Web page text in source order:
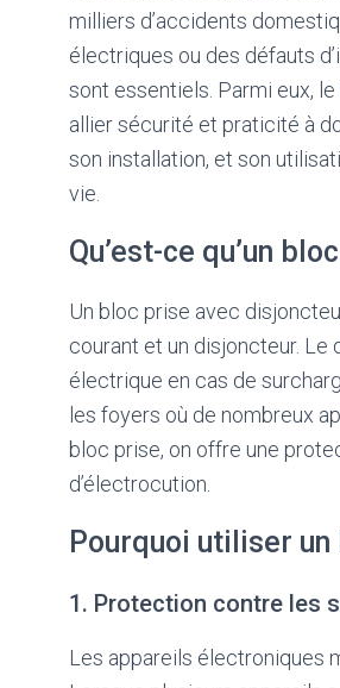
milliers d’accidents
électriques ou des défauts
sont essentiels. Parmi eux,
allier sécurité et praticité à
son installation, et son
vie.
Qu’est-ce qu’un
Un bloc prise avec
courant et un disjoncteur. Le
électrique en cas de
les foyers où de nombreux
bloc prise, on offre une
d’électrocution.
Pourquoi utiliser
1. Protection contre les
Les appareils électroniques